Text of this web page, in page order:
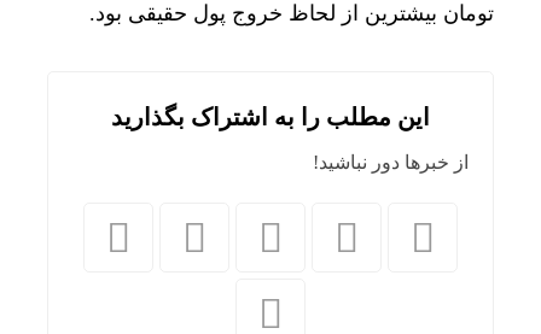
تومان بیشترین از لحاظ خروج پول حقیقی بود.
این مطلب را به اشتراک بگذارید
از خبرها دور نباشید!